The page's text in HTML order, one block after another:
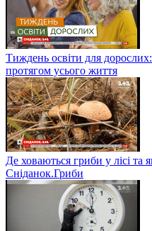
Тиждень освіти для
протягом усього життя
Де ховаються гриби у лісі
Сніданок.Гриби